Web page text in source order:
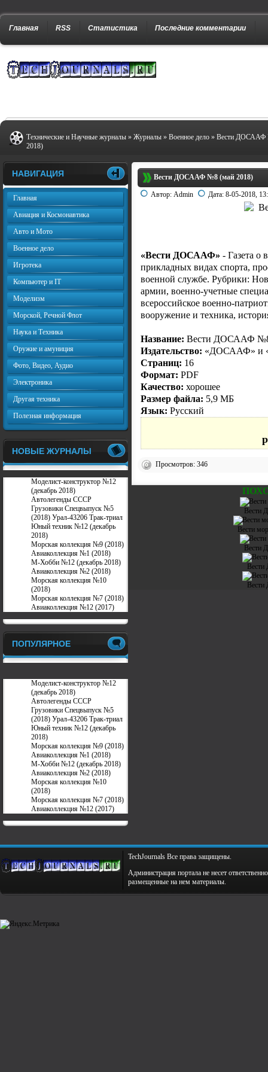
Главная RSS Статистика Последние комментарии
Технические и Научные журналы » Журналы » Военное дело » Вести ДОСААФ
2018)
Вести ДОСААФ №8 (май 2018)
Автор: Admin Дата: 8-05-2018,
«Вести ДОСААФ» - Газета о
прикладных видах спорта,
военной службе. Рубрики:
армии, военно-учетные
всероссийское военно-
вооружение и техника,
Название: Вести ДОСААФ №8
Издательство: «ДОСААФ» и
Страниц: 16
Формат: PDF
Качество: хорошее
Размер файла: 5,9 МБ
Язык: Русский
Просмотров: 346
Вести
Вести
Вести
НАВИГАЦИЯ
Главная
Авиация и Космонавтика
Авто и Мото
Военное дело
Игротека
Компьютер и IT
Моделизм
Морской, Речной Флот
Наука и Техника
Оружие и амуниция
Фото, Видео, Аудио
Электроника
Другая техника
Полезная информация
НОВЫЕ ЖУРНАЛЫ
Моделист-конструктор №12
(декабрь 2018)
Автолегенды СССР
Грузовики Спецвыпуск №5
(2018) Урал-43206 Трак-триал
Юный техник №12 (декабрь
2018)
Морская коллекция №9 (2018)
Авиаколлекция №1 (2018)
М-Хобби №12 (декабрь 2018)
Авиаколлекция №2 (2018)
Морская коллекция №10
(2018)
Морская коллекция №7 (2018)
Авиаколлекция №12 (2017)
ПОПУЛЯРНОЕ
Моделист-конструктор №12
(декабрь 2018)
Автолегенды СССР
Грузовики Спецвыпуск №5
(2018) Урал-43206 Трак-триал
Юный техник №12 (декабрь
2018)
Морская коллекция №9 (2018)
Авиаколлекция №1 (2018)
М-Хобби №12 (декабрь 2018)
Авиаколлекция №2 (2018)
Морская коллекция №10
(2018)
Морская коллекция №7 (2018)
Авиаколлекция №12 (2017)
TechJournals Все права защищены.
Администрация портала не несет
размещенные на нем материалы.